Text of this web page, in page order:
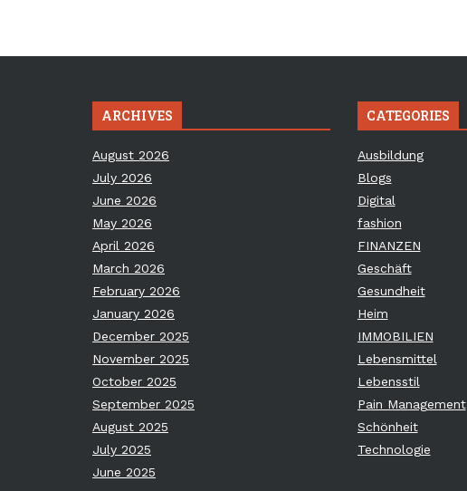
ARCHIVES
August 2026
July 2026
June 2026
May 2026
April 2026
March 2026
February 2026
January 2026
December 2025
November 2025
October 2025
September 2025
August 2025
July 2025
June 2025
CATEGORIES
Ausbildung
Blogs
Digital
fashion
FINANZEN
Geschäft
Gesundheit
Heim
IMMOBILIEN
Lebensmittel
Lebensstil
Pain Management
Schönheit
Technologie